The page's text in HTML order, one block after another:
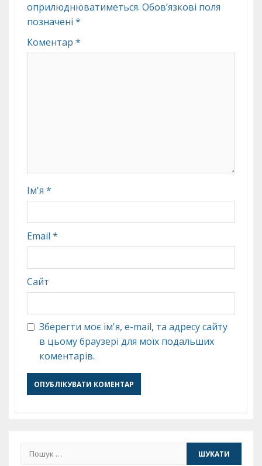
оприлюднюватиметься. Обов’язкові поля
позначені *
Коментар *
Ім'я *
Email *
Сайт
Зберегти моє ім'я, e-mail, та адресу сайту
в цьому браузері для моїх подальших
коментарів.
Пошук: